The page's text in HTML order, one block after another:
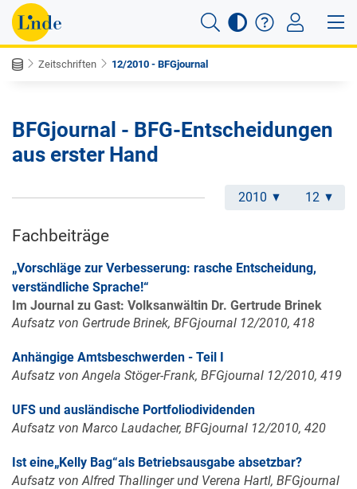
Zeitschriften 12/2010 - BFGjournal
BFGjournal - BFG-Entscheidungen
aus erster Hand
2010 12
Fachbeiträge
„Vorschläge zur Verbesserung: rasche Entscheidung,
verständliche Sprache!“
Im Journal zu Gast: Volksanwältin Dr. Gertrude Brinek
Aufsatz von Gertrude Brinek, BFGjournal 12/2010, 418
Anhängige Amtsbeschwerden - Teil I
Aufsatz von Angela Stöger-Frank, BFGjournal 12/2010, 419
UFS und ausländische Portfoliodividenden
Aufsatz von Marco Laudacher, BFGjournal 12/2010, 420
Ist eine„Kelly Bag“als Betriebsausgabe absetzbar?
Aufsatz von Alfred Thallinger und Verena Hartl, BFGjournal